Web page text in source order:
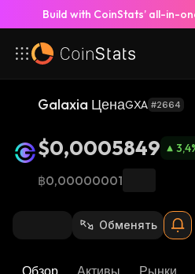
Build with CoinStats’ all-in-
Galaxia ЦенаGXA #2664
$0,0005849 3,4
฿0,00000001
Обменять
Обзор Активы Рынки